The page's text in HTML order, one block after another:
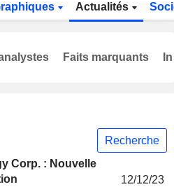
Actualités
Recherche
Corp. : Nouvelle
12/12/23
Faits marquants